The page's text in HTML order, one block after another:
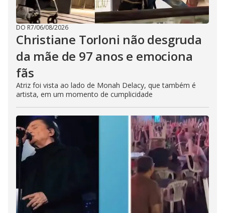
DO R7/06/08/2026
Christiane Torloni não desgruda
da mãe de 97 anos e emociona
fãs
Atriz foi vista ao lado de Monah Delacy, que também é
artista, em um momento de cumplicidade